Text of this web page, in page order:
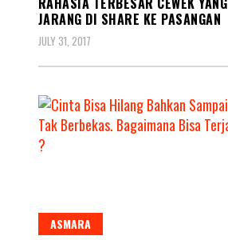
JARANG DI SHARE KE PASANGAN
JULY 31, 2017
ASMARA